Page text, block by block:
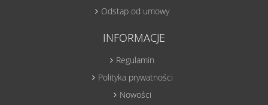
Odstap od umowy
INFORMACJE
Regulamin
Polityka prywatności
Nowości